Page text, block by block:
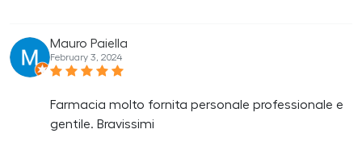
Mauro Paiella
February 3, 2024
Farmacia molto fornita personale professionale e
gentile. Bravissimi